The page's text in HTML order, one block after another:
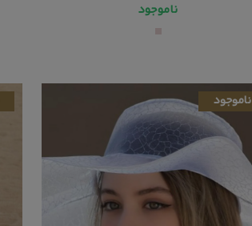
ناموجود
ناموجود